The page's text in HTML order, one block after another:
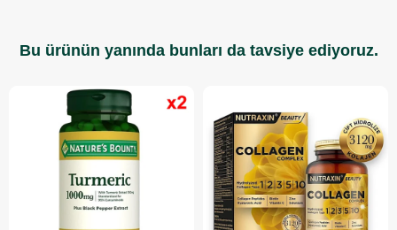
Bu ürünün yanında bunları da tavsiye ediyoruz.